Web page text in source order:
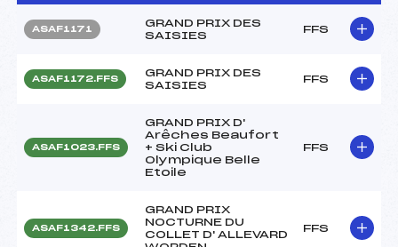
ASAF1171
GRAND PRIX DES
SAISIES
FFS
ASAF1172.FFS
GRAND PRIX DES
SAISIES
FFS
ASAF1023.FFS
GRAND PRIX D'
Arêches Beaufort
+ Ski Club
Olympique Belle
Etoile
FFS
ASAF1342.FFS
GRAND PRIX
NOCTURNE DU
COLLET D' ALLEVARD
FFS